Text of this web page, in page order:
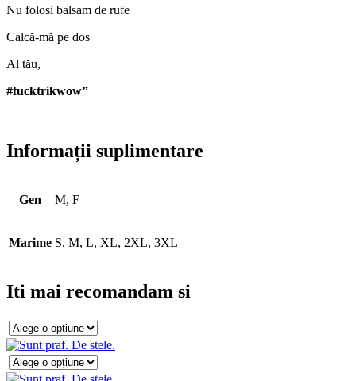
Nu folosi balsam de rufe
Calcă-mă pe dos
Al tău,
#fucktrikwow”
Informații suplimentare
Gen M, F
Marime S, M, L, XL, 2XL, 3XL
Iti mai recomandam si